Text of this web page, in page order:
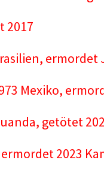
2017
ermordet
Mexiko,
getötet
2023